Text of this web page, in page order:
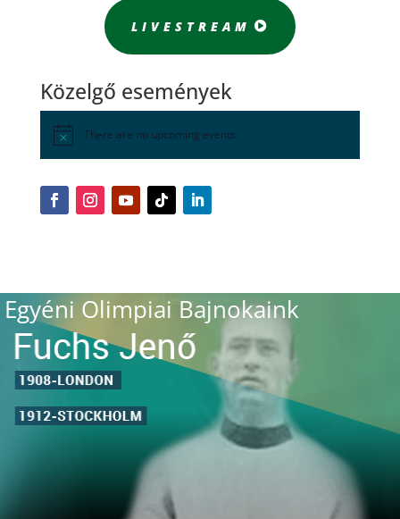
LIVESTREAM
Közelgő események
There are no upcoming events.
Egyéni Olimpiai Bajnokaink